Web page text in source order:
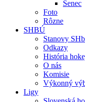
Senec
Foto
Rôzne
SHBÚ
Stanovy
Odkazy
História
O nás
Komisie
Výkonný
Ligy